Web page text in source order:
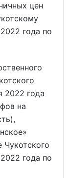
цен
года по
2022 года
на
Чукотского
года по